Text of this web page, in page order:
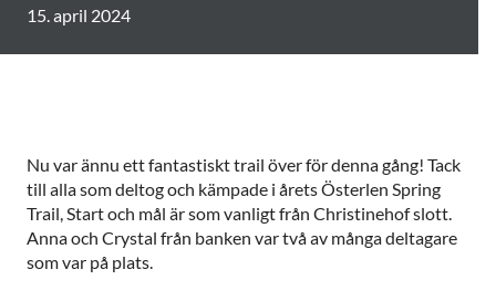
15. april 2024
Nu var ännu ett fantastiskt trail över för denna gång! Tack
till alla som deltog och kämpade i årets Österlen Spring
Trail, Start och mål är som vanligt från Christinehof slott.
Anna och Crystal från banken var två av många deltagare
som var på plats.